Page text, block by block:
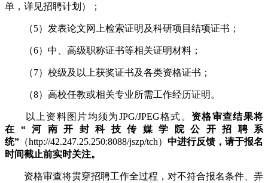
单，详见招聘计划）；
（5）发表论文网上检索证明及科研项目结项证书；
（6）中、高级职称证书等相关证明材料；
（7）校级及以上获奖证书及各类资格证书；
（8）高校任教或相关专业所需工作经历证明。
以上资料图片均须为JPG/JPEG格式。 资格审查结果将
在“河南开封科技传媒学院公开招聘系
统” （http://42.247.25.250:8088/jszp/tch） 中进行反馈 ，请于报名
时间截止前实时关注。
资格审查将贯穿招聘工作全过程，对不符合报名条件、弄